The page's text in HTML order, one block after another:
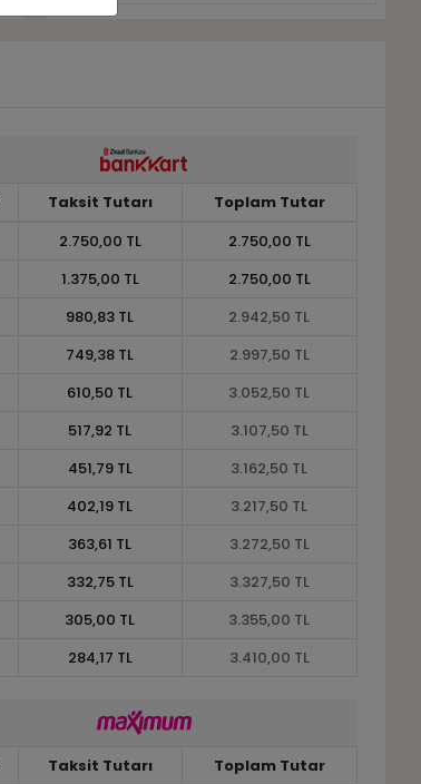
Taksit Tutarı
Toplam Tutar
2.750,00 TL
2.750,00 TL
1.375,00 TL
2.750,00 TL
980,83 TL
2.942,50 TL
749,38 TL
2.997,50 TL
610,50 TL
3.052,50 TL
517,92 TL
3.107,50 TL
451,79 TL
3.162,50 TL
402,19 TL
3.217,50 TL
363,61 TL
3.272,50 TL
332,75 TL
3.327,50 TL
305,00 TL
3.355,00 TL
284,17 TL 3.410,00 TL
Taksit Tutarı
Toplam Tutar